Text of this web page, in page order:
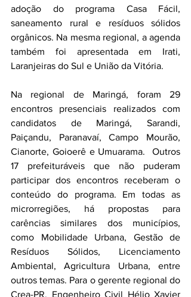
adoção do programa Casa Fácil,
saneamento rural e resíduos sólidos
orgânicos. Na mesma regional, a agenda
também foi apresentada em Irati,
Laranjeiras do Sul e União da Vitória.
Na regional de Maringá, foram 29
encontros presenciais realizados com
candidatos de Maringá, Sarandi,
Paiçandu, Paranavaí, Campo Mourão,
Cianorte, Goioerê e Umuarama.  Outros
17 prefeituráveis que não puderam
participar dos encontros receberam o
conteúdo do programa. Em todas as
microrregiões, há propostas para
carências similares dos municípios,
como Mobilidade Urbana, Gestão de
Resíduos Sólidos, Licenciamento
Ambiental, Agricultura Urbana, entre
outros temas. Para o gerente regional do
Crea-PR, Engenheiro Civil Hélio Xavier